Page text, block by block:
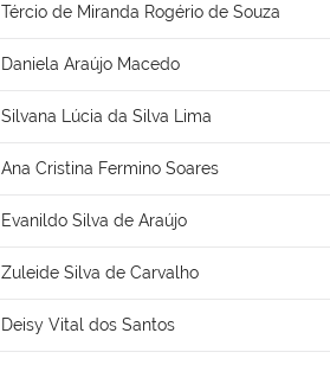
Tércio de Miranda Rogério de Souza
Daniela Araújo Macedo
Silvana Lúcia da Silva Lima
Ana Cristina Fermino Soares
Evanildo Silva de Araújo
Zuleide Silva de Carvalho
Deisy Vital dos Santos